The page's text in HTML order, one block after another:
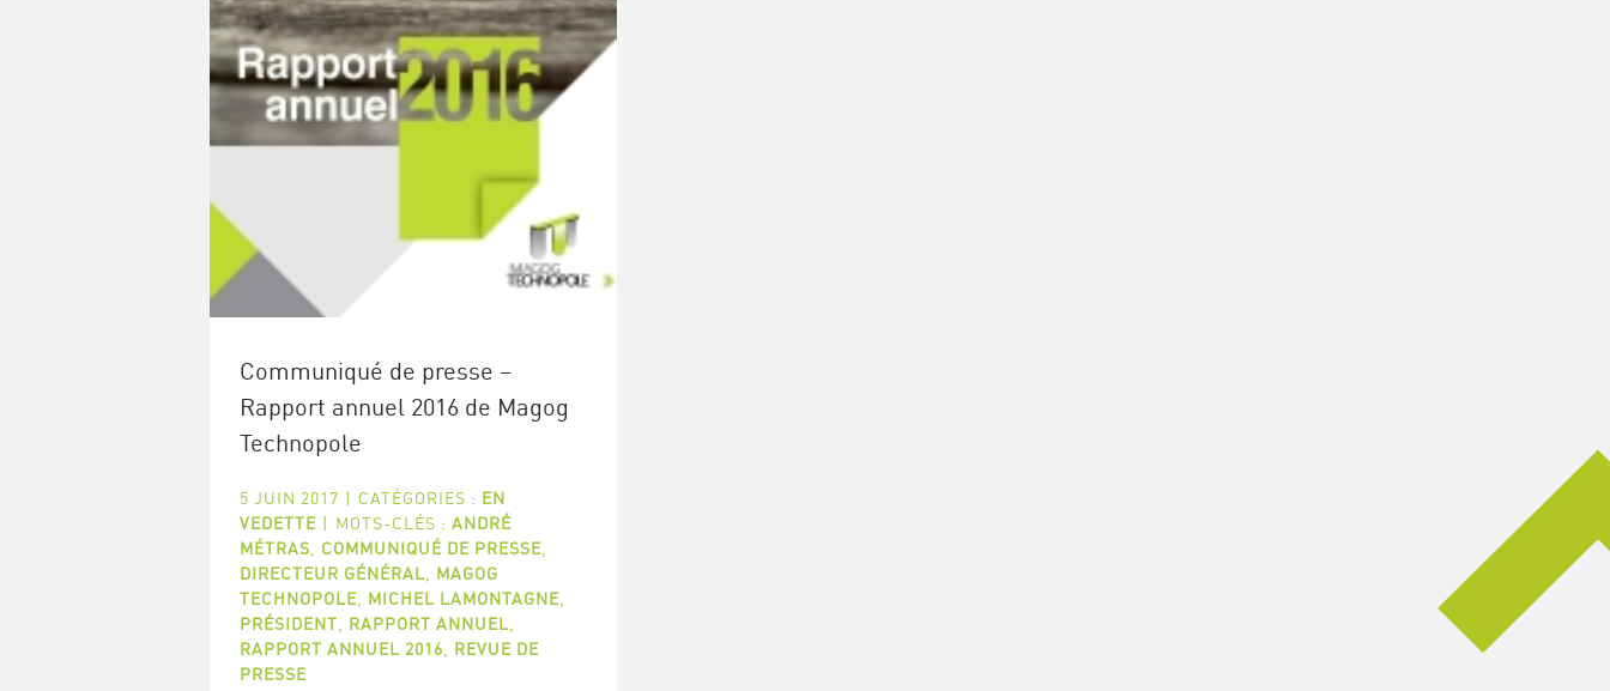
Communiqué de presse –
Rapport annuel 2016 de Magog
Technopole
5 JUIN 2017 | CATÉGORIES : EN
VEDETTE | MOTS-CLÉS : ANDRÉ
MÉTRAS
COMMUNIQUÉ DE PRESSE,
DIRECTEUR GÉNÉRAL
MAGOG
TECHNOPOLE, MICHEL LAMONTAGNE,
PRÉSIDENT
RAPPORT ANNUEL
RAPPORT ANNUEL 2016
REVUE DE
PRESSE